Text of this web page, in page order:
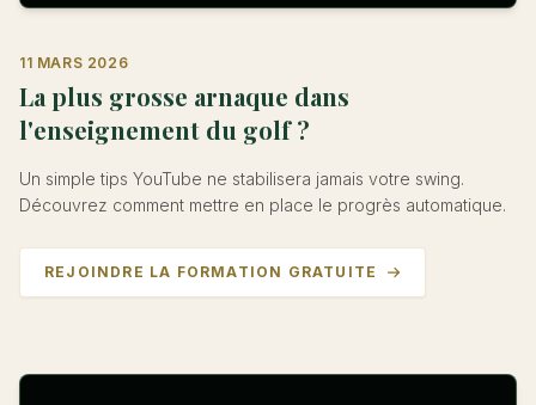
11 MARS 2026
La plus grosse arnaque dans
l'enseignement du golf ?
Un simple tips YouTube ne stabilisera jamais votre swing.
Découvrez comment mettre en place le progrès automatique.
REJOINDRE LA FORMATION GRATUITE